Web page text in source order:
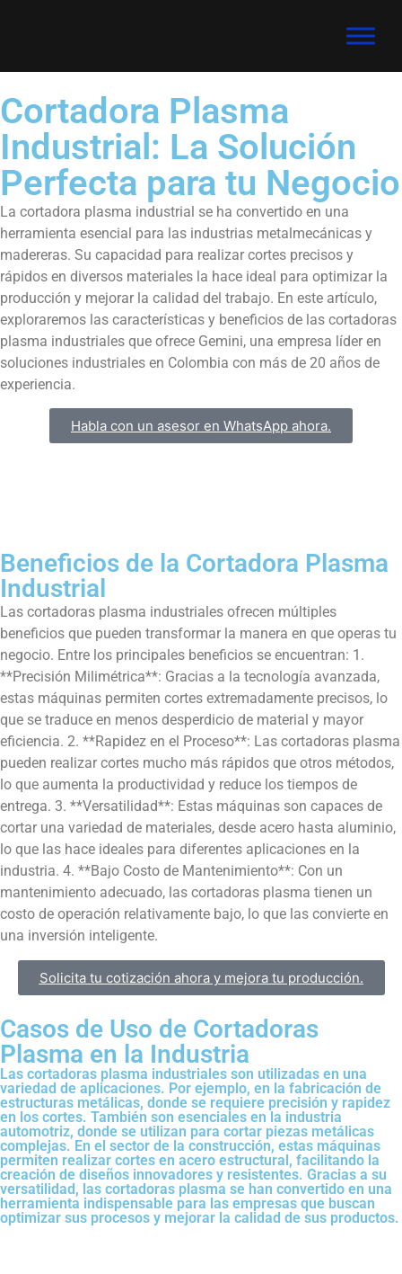
Cortadora Plasma
Industrial: La Solución
Perfecta para tu Negocio
La cortadora plasma industrial se ha convertido en una
herramienta esencial para las industrias metalmecánicas y
madereras. Su capacidad para realizar cortes precisos y
rápidos en diversos materiales la hace ideal para optimizar la
producción y mejorar la calidad del trabajo. En este artículo,
exploraremos las características y beneficios de las cortadoras
plasma industriales que ofrece Gemini, una empresa líder en
soluciones industriales en Colombia con más de 20 años de
experiencia.
Habla con un asesor en WhatsApp ahora.
Beneficios de la Cortadora Plasma
Industrial
Las cortadoras plasma industriales ofrecen múltiples
beneficios que pueden transformar la manera en que operas tu
negocio. Entre los principales beneficios se encuentran: 1.
**Precisión Milimétrica**: Gracias a la tecnología avanzada,
estas máquinas permiten cortes extremadamente precisos, lo
que se traduce en menos desperdicio de material y mayor
eficiencia. 2. **Rapidez en el Proceso**: Las cortadoras plasma
pueden realizar cortes mucho más rápidos que otros métodos,
lo que aumenta la productividad y reduce los tiempos de
entrega. 3. **Versatilidad**: Estas máquinas son capaces de
cortar una variedad de materiales, desde acero hasta aluminio,
lo que las hace ideales para diferentes aplicaciones en la
industria. 4. **Bajo Costo de Mantenimiento**: Con un
mantenimiento adecuado, las cortadoras plasma tienen un
costo de operación relativamente bajo, lo que las convierte en
una inversión inteligente.
Solicita tu cotización ahora y mejora tu producción.
Casos de Uso de Cortadoras
Plasma en la Industria​
Las cortadoras plasma industriales son utilizadas en una
variedad de aplicaciones. Por ejemplo, en la fabricación de
estructuras metálicas, donde se requiere precisión y rapidez
en los cortes. También son esenciales en la industria
automotriz, donde se utilizan para cortar piezas metálicas
complejas. En el sector de la construcción, estas máquinas
permiten realizar cortes en acero estructural, facilitando la
creación de diseños innovadores y resistentes. Gracias a su
versatilidad, las cortadoras plasma se han convertido en una
herramienta indispensable para las empresas que buscan
optimizar sus procesos y mejorar la calidad de sus productos.